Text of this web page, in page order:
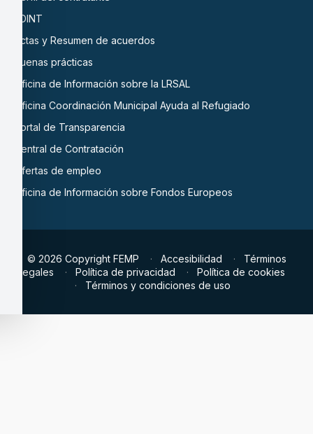
EDINT
Actas y Resumen de acuerdos
Buenas prácticas
Oficina de Información sobre la LRSAL
Oficina Coordinación Municipal Ayuda al Refugiado
Portal de Transparencia
Central de Contratación
Ofertas de empleo
Oficina de Información sobre Fondos Europeos
© 2026 Copyright FEMP Accesibilidad
Términos
legales
Política de privacidad
Política de cookies
Términos y condiciones de uso